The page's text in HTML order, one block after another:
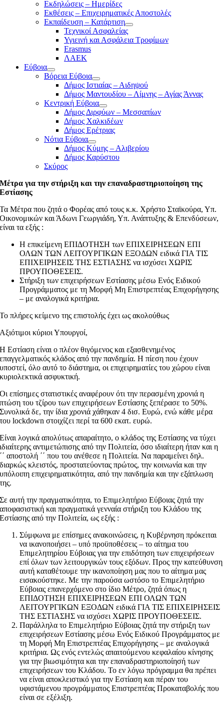
Εκδηλώσεις – Ημερίδες
Εκθέσεις – Επιχειρηματικές Αποστολές
Εκπαίδευση – Κατάρτιση
Τεχνικοί Ασφαλείας
Υγιεινή και Ασφάλεια Τροφίμων
Erasmus
ΛΑΕΚ
Εύβοια
Βόρεια Εύβοια
Δήμος Ιστιαίας – Αιδηψού
Δήμος Μαντουδίου – Λίμνης – Αγίας Άννας
Κεντρική Εύβοια
Δήμος Διρφύων – Μεσσαπίων
Δήμος Χαλκιδέων
Δήμος Ερέτριας
Νότια Εύβοια
Δήμος Κύμης – Αλιβερίου
Δήμος Καρύστου
Σκύρος
Μέτρα για την στήριξη και την επαναδραστηριοποίηση της
Εστίασης
Τα Μέτρα που ζητά ο Φορέας από τους κ.κ. Χρήστο Σταϊκούρα, Υπ.
Οικονομικών και Άδωνι Γεωργιάδη, Υπ. Ανάπτυξης & Επενδύσεων,
είναι τα εξής :
Η επικείμενη ΕΠΙΔΟΤΗΣΗ των ΕΠΙΧΕΙΡΗΣΕΩΝ ΕΠΙ
ΟΛΩΝ ΤΩΝ ΛΕΙΤΟΥΡΓΙΚΩΝ ΕΞΟΔΩΝ ειδικά ΓΙΑ ΤΙΣ
ΕΠΙΧΕΙΡΗΣΕΙΣ ΤΗΣ ΕΣΤΙΑΣΗΣ να ισχύσει ΧΩΡΙΣ
ΠΡΟΥΠΟΘΕΣΕΙΣ.
Στήριξη των επιχειρήσεων Εστίασης μέσω Ενός Ειδικού
Προγράμματος με τη Μορφή Μη Επιστρεπτέας Επιχορήγησης
– με αναλογικά κριτήρια.
Το πλήρες κείμενο της επιστολής έχει ως ακολούθως
Αξιότιμοι κύριοι Υπουργοί,
Η Εστίαση είναι ο πλέον θιγόμενος και εξασθενημένος
επαγγελματικός κλάδος από την πανδημία. Η πίεση που έχουν
υποστεί, όλο αυτό το διάστημα, οι επιχειρηματίες του χώρου είναι
κυριολεκτικά ασφυκτική.
Οι επίσημες στατιστικές αναφέρουν ότι την περασμένη χρονιά η
πτώση του τζίρου των επιχειρήσεων Εστίασης ξεπέρασε το 50%.
Συνολικά δε, την ίδια χρονιά χάθηκαν 4 δισ. Ευρώ, ενώ κάθε μέρα
του lockdown στοιχίζει περί τα 600 εκατ. ευρώ.
Είναι λογικά απολύτως απαραίτητο, ο κλάδος της Εστίασης να τύχει
ιδιαίτερης αντιμετώπισης από την Πολιτεία, όσο ιδιαίτερη ήταν και η
΄΄ αποστολή ΄΄ που του ανέθεσε η Πολιτεία. Να παραμείνει δηλ.
διαρκώς κλειστός, προστατεύοντας πρώτος, την κοινωνία και την
υπόλοιπη επιχειρηματικότητα, από την πανδημία και την εξάπλωση
της.
Σε αυτή την πραγματικότητα, το Επιμελητήριο Εύβοιας ζητά την
αποφασιστική και πραγματικά γενναία στήριξη του Κλάδου της
Εστίασης από την Πολιτεία, ως εξής :
Σύμφωνα με επίσημες ανακοινώσεις, η Κυβέρνηση πρόκειται
να ικανοποιήσει – υπό προϋποθέσεις – το αίτημα του
Επιμελητηρίου Εύβοιας για την επιδότηση των επιχειρήσεων
επί όλων των λειτουργικών τους εξόδων. Προς την κατεύθυνση
αυτή καταθέτουμε την ικανοποίηση μας που το αίτημα μας
εισακούστηκε. Με την παρούσα ωστόσο το Επιμελητήριο
Εύβοιας επανερχόμενο στο ίδιο Μέτρο, ζητά όπως η
ΕΠΙΔΟΤΗΣΗ ΕΠΙΧΕΙΡΗΣΕΩΝ ΕΠΙ ΟΛΩΝ ΤΩΝ
ΛΕΙΤΟΥΡΓΙΚΩΝ ΕΞΟΔΩΝ ειδικά ΓΙΑ ΤΙΣ ΕΠΙΧΕΙΡΗΣΕΙΣ
ΤΗΣ ΕΣΤΙΑΣΗΣ να ισχύσει ΧΩΡΙΣ ΠΡΟΥΠΟΘΕΣΕΙΣ.
Παράλληλα το Επιμελητήριο Εύβοιας ζητά την στήριξη των
επιχειρήσεων Εστίασης μέσω Ενός Ειδικού Προγράμματος με
τη Μορφή Μη Επιστρεπτέας Επιχορήγησης – με αναλογικά
κριτήρια. Ως ενός εντελώς απαιτούμενου κεφαλαίου κίνησης
για την βιωσιμότητα και την επαναδραστηριοποίησή των
επιχειρήσεων του Κλάδου. Το εν λόγω πρόγραμμα θα πρέπει
να είναι αποκλειστικό για την Εστίαση και πέραν του
υφιστάμενου προγράμματος Επιστρεπτέας Προκαταβολής που
είναι σε εξέλιξη.